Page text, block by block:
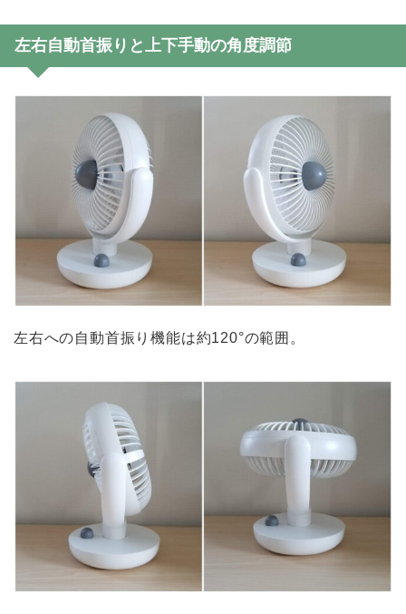
左右自動首振りと上下手動の角度調節
左右への自動首振り機能は約120°の範囲。